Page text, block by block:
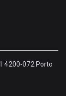
4200-072 Porto